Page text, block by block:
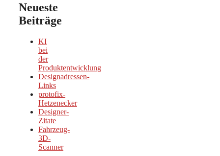
Neueste
Beiträge
KI
bei
der
Produktentwicklung
Designadressen-
Links
protofix-
Hetzenecker
Designer-
Zitate
Fahrzeug-
3D-
Scanner